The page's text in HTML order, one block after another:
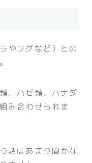
やフグなど）との
、ハゼ類、ハナダ
み合わせられま
話はあまり聞かな